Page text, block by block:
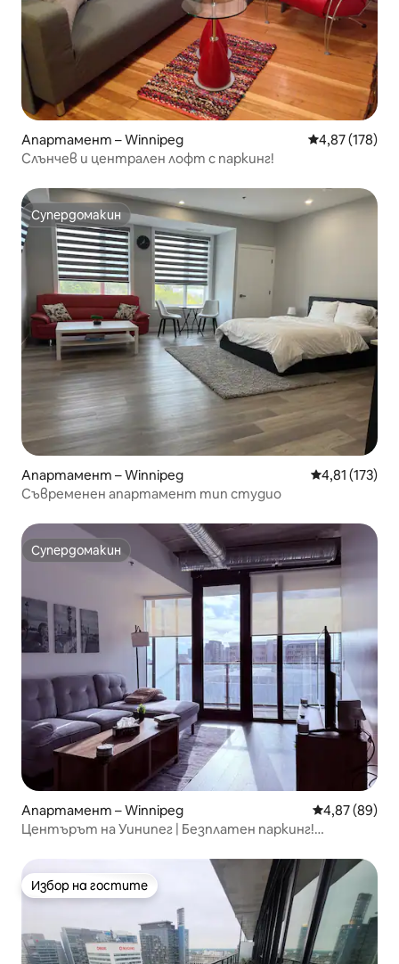
Апартамент – Winnipeg Средна
4,87 (178)
Слънчев и централен лофт с паркинг!
Супердомакин
Супердомакин
Апартамент – Winnipeg Средна
4,81 (173)
Съвременен апартамент тип студио
Супердомакин
Супердомакин
Апартамент – Winnipeg Средна
4,87 (89)
Центърът на Уинипег | Безплатен паркинг!
Избор на гостите
Избор на гостите